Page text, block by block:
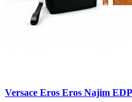
Versace Eros Eros Najim